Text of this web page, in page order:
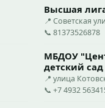
Высшая
📍 Советская
📞 81373526878
МБДОУ
детский
📍 улица
📞 +7 4932